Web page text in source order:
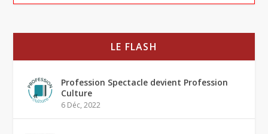
LE FLASH
Profession Spectacle devient Profession
Culture
6 Déc, 2022